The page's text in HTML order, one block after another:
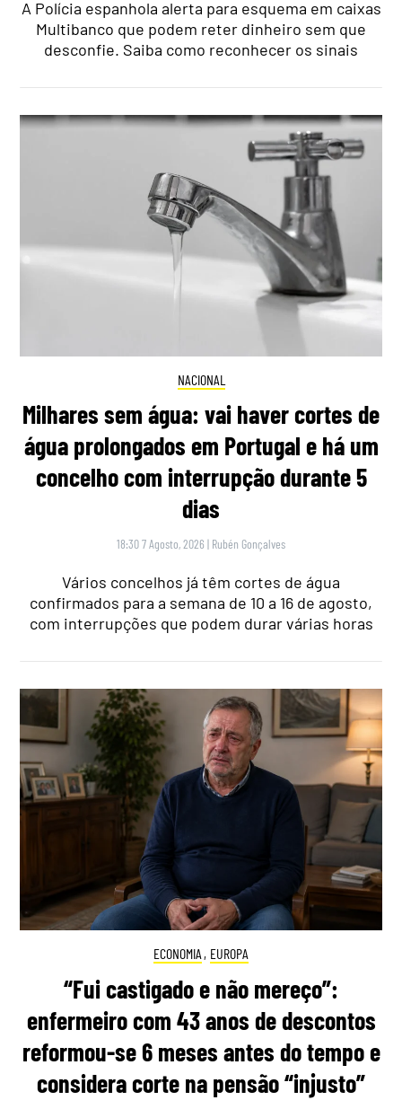
A Polícia espanhola alerta para esquema em caixas
Multibanco que podem reter dinheiro sem que
desconfie. Saiba como reconhecer os sinais
NACIONAL
Milhares sem água: vai haver cortes de
água prolongados em Portugal e há um
concelho com interrupção durante 5
dias
18:30 7 Agosto, 2026 | Rubén Gonçalves
Vários concelhos já têm cortes de água
confirmados para a semana de 10 a 16 de agosto,
com interrupções que podem durar várias horas
ECONOMIA , EUROPA
“Fui castigado e não mereço”:
enfermeiro com 43 anos de descontos
reformou-se 6 meses antes do tempo e
considera corte na pensão “injusto”